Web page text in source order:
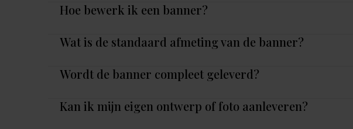
Hoe bewerk ik een banner?
Wat is de standaard afmeting van de banner?
Wordt de banner compleet geleverd?
Kan ik mijn eigen ontwerp of foto aanleveren?